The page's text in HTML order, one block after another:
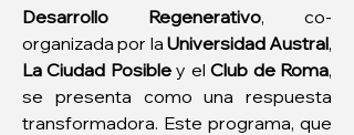
Desarrollo Regenerativo, co-
organizada por la Universidad Austral
La Ciudad Posible y el Club de Roma,
se presenta como una respuesta
transformadora. Este programa, que